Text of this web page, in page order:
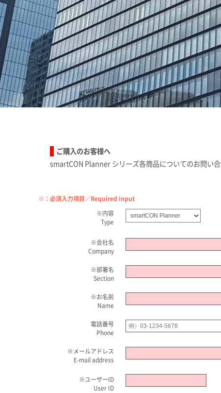
ご購入のお客様へ
smartCON Planner シリーズ各商品についてのお問い
※：必須入力項目／Required input
※内容
Type
※会社名
Company
※部署名
Section
※お名前
Name
電話番号
Phone
※メールアドレス
E-mail address
※ユーザーID
User ID